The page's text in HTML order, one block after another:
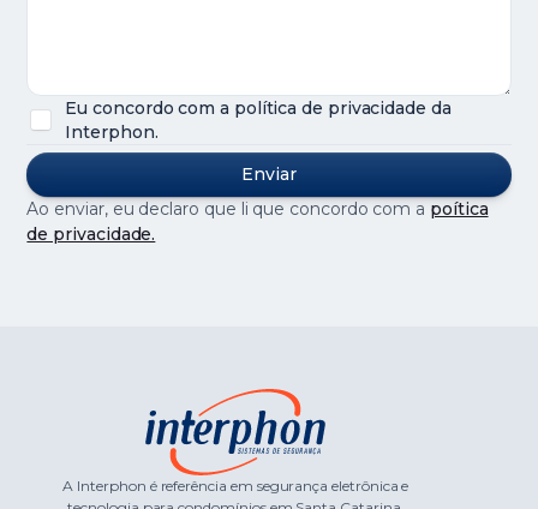
Eu concordo com a política de privacidade da
Interphon.
Ao enviar, eu declaro que li que concordo com a poítica
de privacidade.
A Interphon é referência em segurança eletrônica e